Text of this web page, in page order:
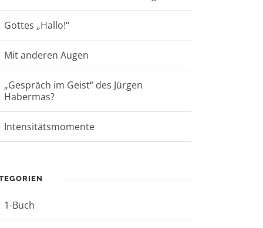
Gottes „Hallo!“
Mit anderen Augen
„Gespräch im Geist“ des Jürgen
Habermas?
Intensitätsmomente
1-Buch